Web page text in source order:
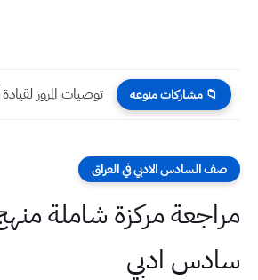
📁 مشاركات منوعه
صف السادس الادبي في العراق
مراجعة مركزة شاملة
سادس ادبي